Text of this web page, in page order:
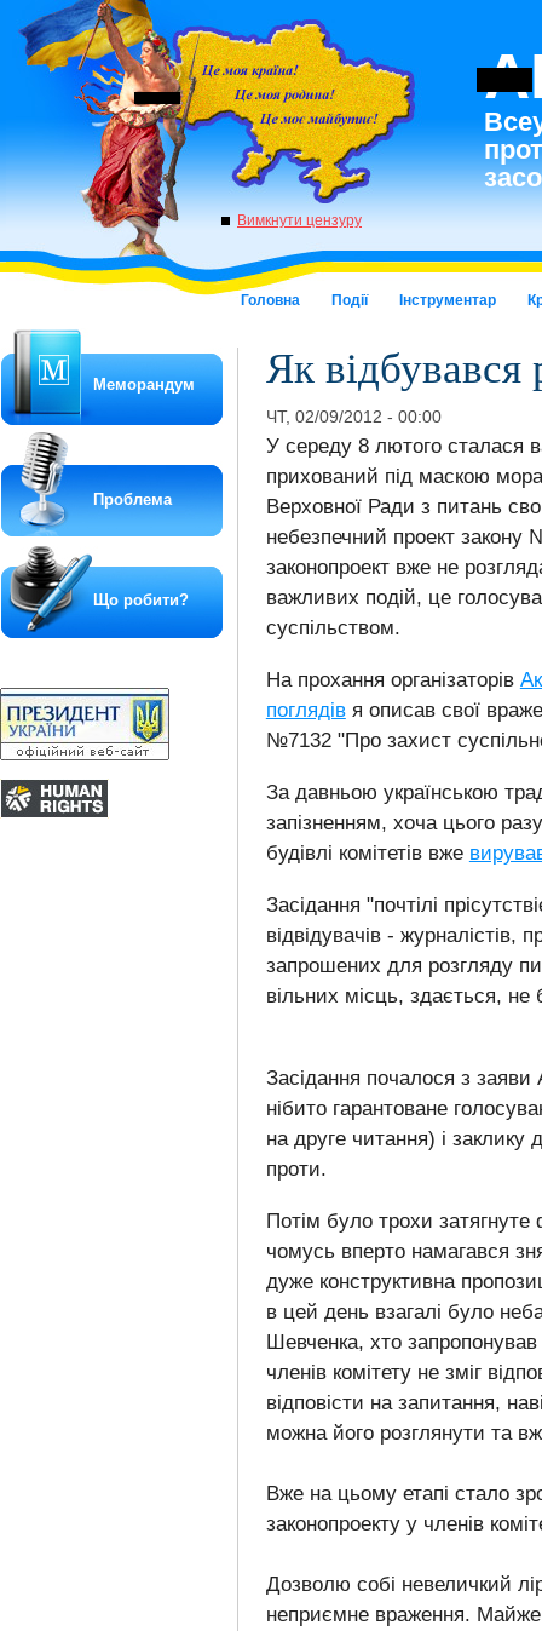
Головна Події Інструментар
Вимкнути цензуру
Як відбувався
ЧТ, 02/09/2012 - 00:00
У середу 8 лютого сталася
прихований під маскою
Верховної Ради з питань
небезпечний проект закону
законопроект вже не
важливих подій, це
суспільством.
На прохання організаторів
поглядівя описав свої
№7132 "Про захист
За давньою українською
запізненням, хоча цього
будівлі комітетів вже
Засідання "почтілі
відвідувачів - журналістів,
запрошених для розгляду
вільних місць, здається, не
Засідання почалося з заяви
нібито гарантоване
на друге читання) і заклику
проти.
Потім було трохи
чомусь вперто намагався
дуже конструктивна
в цей день взагалі було
Шевченка, хто
членів комітету не зміг
відповісти на запитання,
можна його розглянути та
Вже на цьому етапі стало
законопроекту у членів
Дозволю собі невеличкий
неприємне враження. Майже
Меморандум
Проблема
Що робити?